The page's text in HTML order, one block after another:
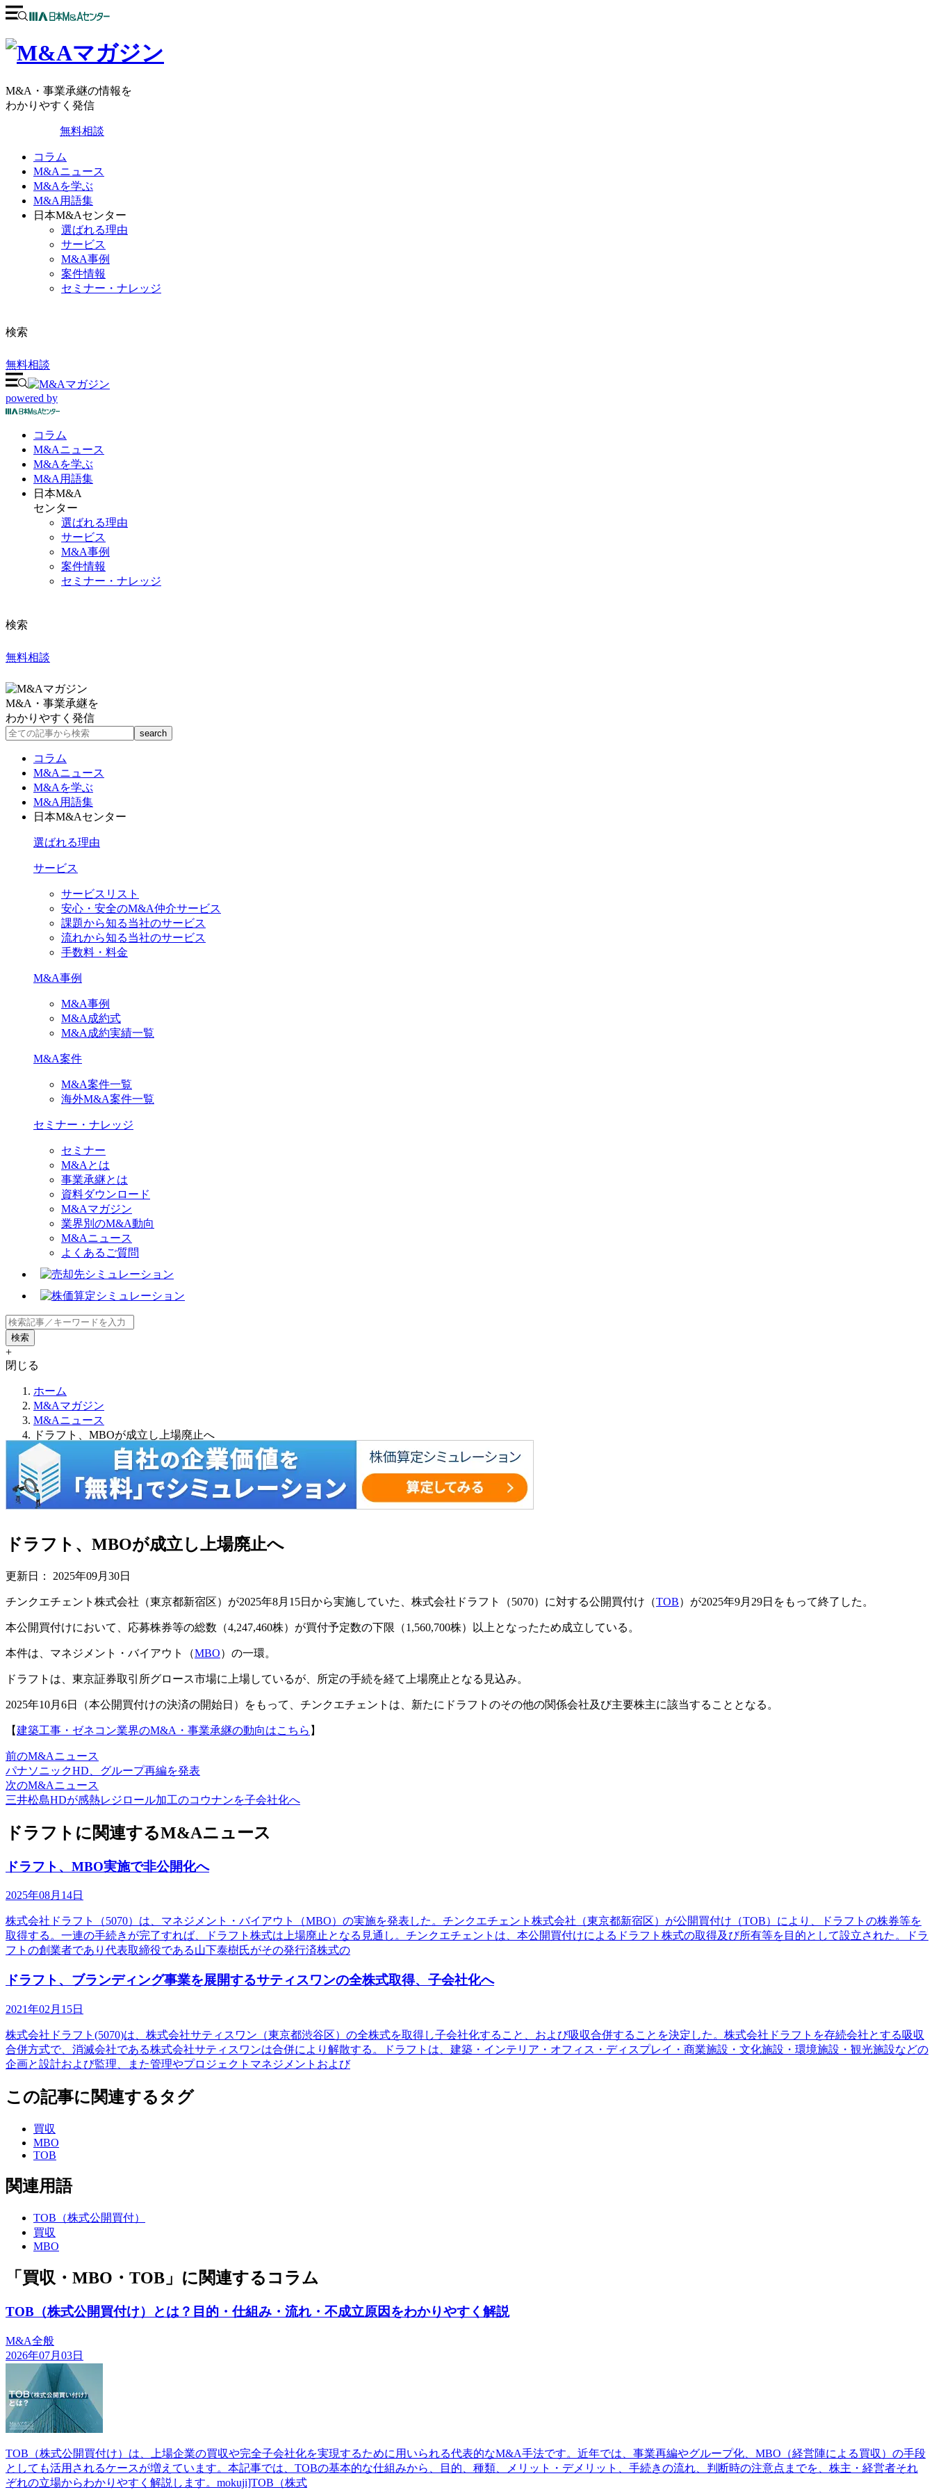
M&A・事業承継の情報を
わかりやすく発信
無料相談
コラム
M&Aニュース
M&Aを学ぶ
M&A用語集
日本M&Aセンター
選ばれる理由
サービス
M&A事例
案件情報
セミナー・ナレッジ
検索
無料相談
powered by
コラム
M&Aニュース
M&Aを学ぶ
M&A 用語集
日本M&A
センター
選ばれる理由
サービス
M&A事例
案件情報
セミナー・ナレッジ
検索
無料相談
M&A・事業承継を
わかりやすく発信
コラム
M&Aニュース
M&Aを学ぶ
M&A用語集
日本M&Aセンター
選ばれる理由
サービス
サービスリスト
安心・安全のM&A仲介サービス
課題から知る当社のサービス
流れから知る当社のサービス
手数料・料金
M&A事例
M&A事例
M&A成約式
M&A成約実績一覧
M&A案件
M&A案件一覧
海外M&A案件一覧
セミナー・ナレッジ
セミナー
M&Aとは
事業承継とは
資料ダウンロード
M&Aマガジン
業界別のM&A動向
M&Aニュース
よくあるご質問
+
閉じる
ホーム
M&Aマガジン
M&Aニュース
ドラフト、MBOが成立し上場廃止へ
ドラフト、MBOが成立し上場廃止へ
更新日： 2025年09月30日
チンクエチェント株式会社（東京都新宿区）が2025年8月15日から実施していた、株式会社ドラフト（5070）に対する公開買付け（TOB）が2025年9月29日をもって終了した。
本公開買付けにおいて、応募株券等の総数（4,247,460株）が買付予定数の下限（1,560,700株）以上となったため成立している。
本件は、マネジメント・バイアウト（MBO）の一環。
ドラフトは、東京証券取引所グロース市場に上場しているが、所定の手続を経て上場廃止となる見込み。
2025年10月6日（本公開買付けの決済の開始日）をもって、チンクエチェントは、新たにドラフトのその他の関係会社及び主要株主に該当することとなる。
【建築工事・ゼネコン業界のM&A・事業承継の動向はこちら 】
前のM&Aニュース
パナソニックHD、グループ再編を発表
次のM&Aニュース
三井松島HDが感熱レジロール加工のコウナンを子会社化へ
ドラフトに関連するM&Aニュース
ドラフト、MBO実施で非公開化へ
2025年08月14日
株式会社ドラフト（5070）は、マネジメント・バイアウト（MBO）の実施を発表した。チンクエチェント株式会社（東京都新宿区）が公開買付け（TOB）により、ドラフトの株券等を
取得する。一連の手続きが完了すれば、ドラフト株式は上場廃止となる見通し。チンクエチェントは、本公開買付けによるドラフト株式の取得及び所有等を目的として設立された。ドラ
フトの創業者であり代表取締役である山下泰樹氏がその発行済株式の
ドラフト、ブランディング事業を展開するサティスワンの全株式取得、子会社化へ
2021年02月15日
株式会社ドラフト(5070)は、株式会社サティスワン（東京都渋谷区）の全株式を取得し子会社化すること、および吸収合併することを決定した。株式会社ドラフトを存続会社とする吸収
合併方式で、消滅会社である株式会社サティスワンは合併により解散する。ドラフトは、建築・インテリア・オフィス・ディスプレイ・商業施設・文化施設・環境施設・観光施設などの
企画と設計および監理、また管理やプロジェクトマネジメントおよび
この記事に関連するタグ
買収
MBO
TOB
関連用語
TOB（株式公開買付）
買収
MBO
「買収・MBO・TOB」に関連するコラム
TOB（株式公開買付け）とは？目的・仕組み・流れ・不成立原因をわかりやすく解説
M&A全般
2026年07月03日
TOB（株式公開買付け）は、上場企業の買収や完全子会社化を実現するために用いられる代表的なM&A手法です。近年では、事業再編やグループ化、MBO（経営陣による買収）の手段
としても活用されるケースが増えています。本記事では、TOBの基本的な仕組みから、目的、種類、メリット・デメリット、手続きの流れ、判断時の注意点までを、株主・経営者それ
ぞれの立場からわかりやすく解説します。mokuji]TOB（株式